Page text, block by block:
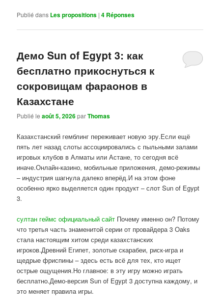
Publié dans Les propositions |4 Réponses
Демо Sun of Egypt 3: как
бесплатно прикоснуться к
сокровищам фараонов в
Казахстане
Publié leaoût 5, 2026parThomas
Казахстанский гемблинг переживает новую эру.Если ещё
пять лет назад слоты ассоциировались с пыльными залами
игровых клубов в Алматы или Астане, то сегодня всё
иначе.Онлайн-казино, мобильные приложения, демо-режимы
– индустрия шагнула далеко вперёд.И на этом фоне
особенно ярко выделяется один продукт – слот Sun of Egypt
3.
султан геймс официальный сайт Почему именно он? Потому
что третья часть знаменитой серии от провайдера 3 Oaks
стала настоящим хитом среди казахстанских
игроков.Древний Египет, золотые скарабеи, риск-игра и
щедрые фриспины – здесь есть всё для тех, кто ищет
острые ощущения.Но главное: в эту игру можно играть
бесплатно.Демо-версия Sun of Egypt 3 доступна каждому, и
это меняет правила игры.